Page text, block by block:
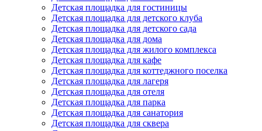
Детская площадка для гостиницы
Детская площадка для детского клуба
Детская площадка для детского сада
Детская площадка для дома
Детская площадка для жилого комплекса
Детская площадка для кафе
Детская площадка для коттеджного поселка
Детская площадка для лагеря
Детская площадка для отеля
Детская площадка для парка
Детская площадка для санатория
Детская площадка для сквера